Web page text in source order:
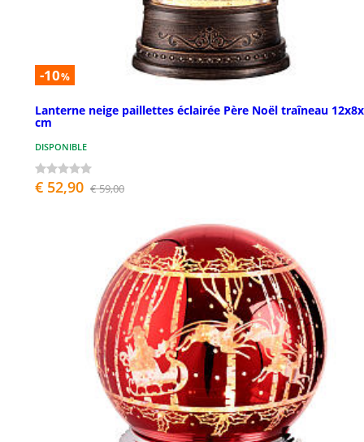
-10%
Lanterne neige paillettes éclairée Père Noël traîneau
cm
DISPONIBLE
€ 52,90 € 59,00